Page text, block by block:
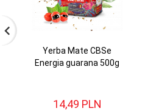
Yerba Mate CBSe
Energia guarana 500g
14,49 PLN